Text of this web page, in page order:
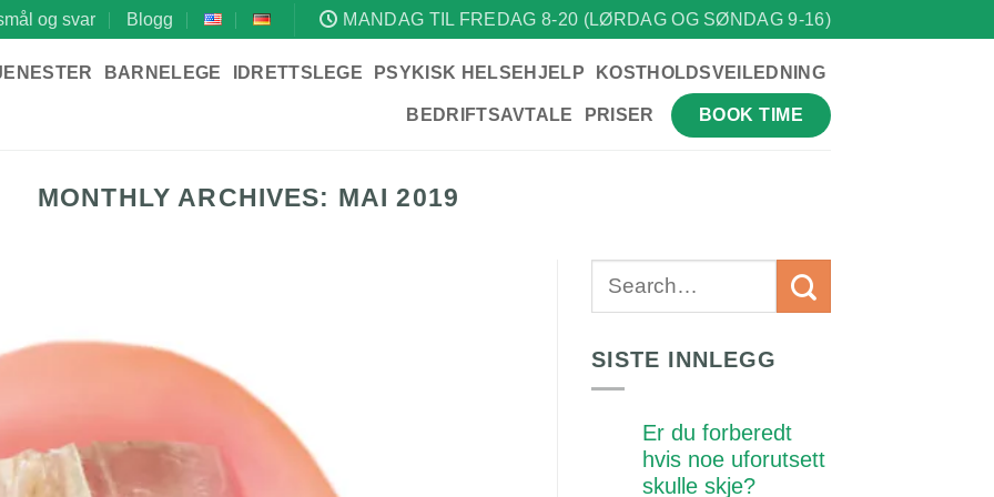
og svar Blogg MANDAG TIL FREDAG 8-20 (LØRDAG OG SØNDAG 9-16)
BARNELEGE IDRETTSLEGE PSYKISK HELSEHJELP KOSTHOLDSVEILEDNING
BEDRIFTSAVTALE PRISER BOOK TIME
MONTHLY ARCHIVES: MAI 2019
SISTE INNLEGG
Er du forberedt
hvis noe uforutsett
skulle skje?